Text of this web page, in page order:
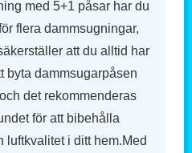
med 5+1 påsar har du
flera dammsugningar,
att du alltid har
byta dammsugarpåsen
det rekommenderas
för att bibehålla
luftkvalitet i ditt hem.Med